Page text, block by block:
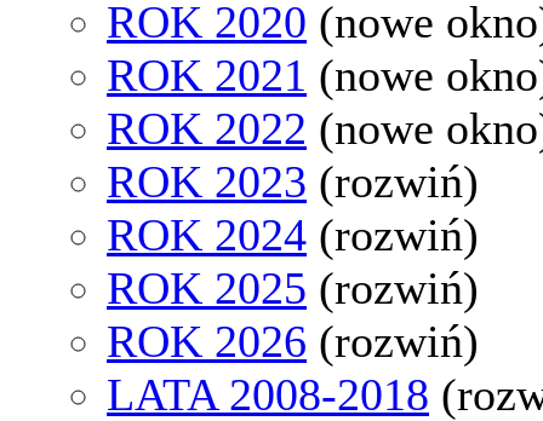
ROK 2020 (nowe
ROK 2021 (nowe
ROK 2022 (nowe
ROK 2023 (rozwiń)
ROK 2024 (rozwiń)
ROK 2025 (rozwiń)
ROK 2026 (rozwiń)
LATA 2008-2018